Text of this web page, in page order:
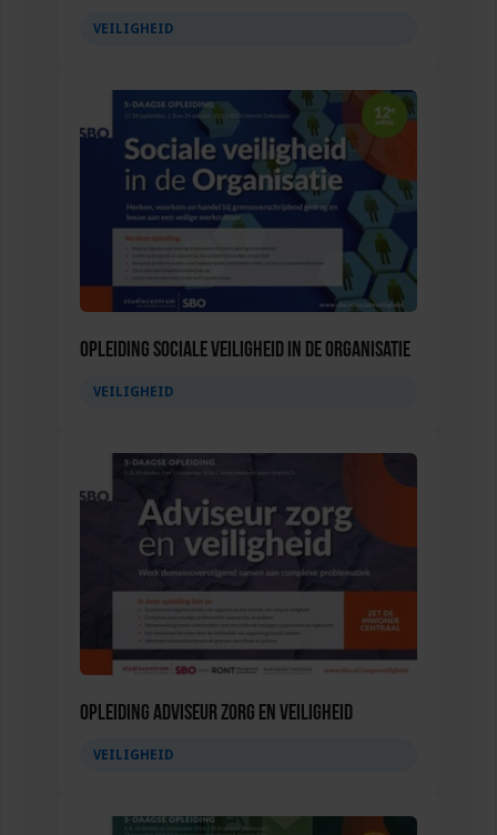
VEILIGHEID
Opleiding Sociale Veiligheid in de Organisatie
VEILIGHEID
Opleiding Adviseur zorg en veiligheid
VEILIGHEID